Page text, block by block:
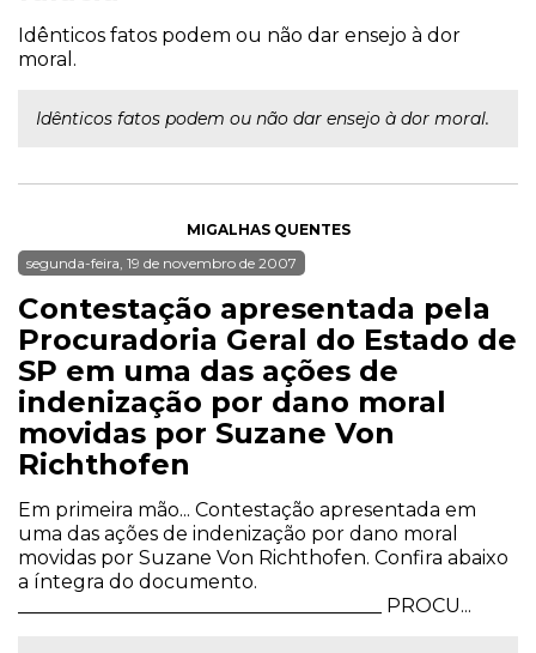
Idênticos fatos podem ou não dar ensejo à dor
moral.
Idênticos fatos podem ou não dar ensejo à dor moral.
MIGALHAS QUENTES
segunda-feira, 19 de novembro de 2007
Contestação apresentada pela
Procuradoria Geral do Estado de
SP em uma das ações de
indenização por dano moral
movidas por Suzane Von
Richthofen
Em primeira mão... Contestação apresentada em
uma das ações de indenização por dano moral
movidas por Suzane Von Richthofen. Confira abaixo
a íntegra do documento.
______________________________________ PROCU...